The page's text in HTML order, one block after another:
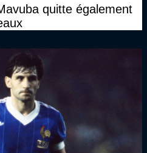
quitte également